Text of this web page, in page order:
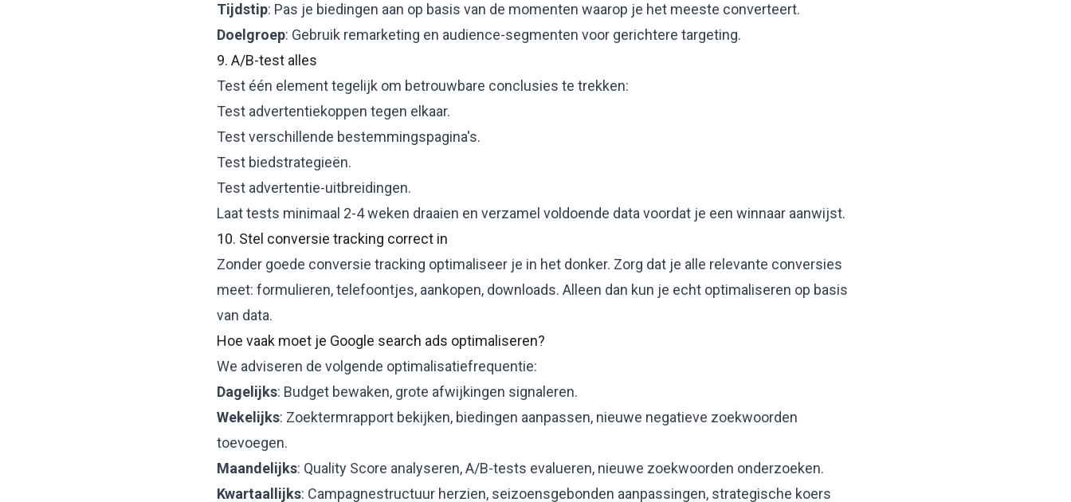
Tijdstip: Pas je biedingen aan op basis van de momenten waarop je het meeste converteert.
Doelgroep: Gebruik remarketing en audience-segmenten voor gerichtere targeting.
9. A/B-test alles
Test één element tegelijk om betrouwbare conclusies te trekken:
Test advertentiekoppen tegen elkaar.
Test verschillende bestemmingspagina's.
Test biedstrategieën.
Test advertentie-uitbreidingen.
Laat tests minimaal 2-4 weken draaien en verzamel voldoende data voordat je een winnaar aanwijst.
10. Stel conversie tracking correct in
Zonder goede conversie tracking optimaliseer je in het donker. Zorg dat je alle relevante conversies
meet: formulieren, telefoontjes, aankopen, downloads. Alleen dan kun je echt optimaliseren op basis
van data.
Hoe vaak moet je Google search ads optimaliseren?
We adviseren de volgende optimalisatiefrequentie:
Dagelijks: Budget bewaken, grote afwijkingen signaleren.
Wekelijks: Zoektermrapport bekijken, biedingen aanpassen, nieuwe negatieve zoekwoorden
toevoegen.
Maandelijks: Quality Score analyseren, A/B-tests evalueren, nieuwe zoekwoorden onderzoeken.
Kwartaallijks: Campagnestructuur herzien, seizoensgebonden aanpassingen, strategische koers